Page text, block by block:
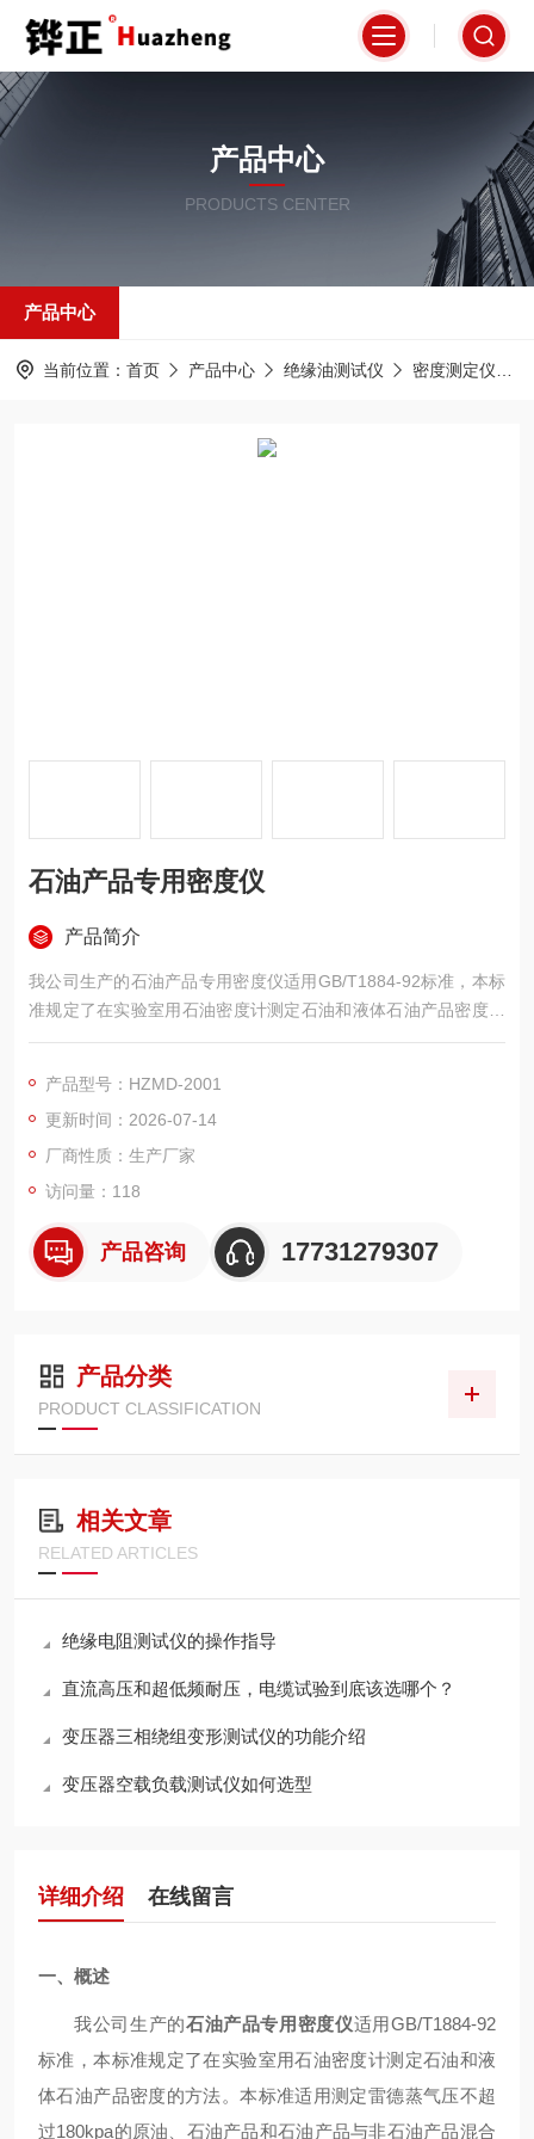
产品中心
PRODUCTS CENTER
产品中心
当前位置： 首页 产品中心 绝缘油测试仪 密度测定仪
石油产品专用密度仪
产品简介
我公司生产的石油产品专用密度仪适用GB/T1884-92标准，本标
准规定了在实验室用石油密度计测定石油和液体石油产品密度的
方法。本标准适用测定雷德蒸气压不超过180kpa的原油、石油产
低粘度液体的密度，也适用于粘性液体，但要让石油密度计停留
足够长的时间，以达到平衡状态。
产品型号：HZMD-2001
更新时间：2026-07-14
厂商性质：生产厂家
访问量：118
产品咨询 17731279307
产品分类
PRODUCT CLASSIFICATION
相关文章
RELATED ARTICLES
绝缘电阻测试仪的操作指导
直流高压和超低频耐压，电缆试验到底该选哪个？
变压器三相绕组变形测试仪的功能介绍
变压器空载负载测试仪如何选型
详细介绍 在线留言
一、概述
我公司生产的石油产品专用密度仪适用GB/T1884-92
标准，本标准规定了在实验室用石油密度计测定石油和液
体石油产品密度的方法。本标准适用测定雷德蒸气压不超
过180kpa的原油、石油产品和石油产品与非石油产品混合